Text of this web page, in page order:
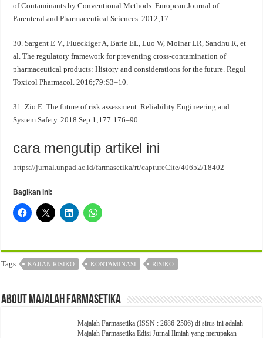
of Contaminants by Conventional Methods. European Journal of
Parenteral and Pharmaceutical Sciences. 2012;17.
30. Sargent E V., Flueckiger A, Barle EL, Luo W, Molnar LR, Sandhu R, et
al. The regulatory framework for preventing cross-contamination of
pharmaceutical products: History and considerations for the future. Regul
Toxicol Pharmacol. 2016;79:S3–10.
31. Zio E. The future of risk assessment. Reliability Engineering and
System Safety. 2018 Sep 1;177:176–90.
cara mengutip artikel ini
https://jurnal.unpad.ac.id/farmasetika/rt/captureCite/40652/18402
Bagikan ini:
Tags KAJIAN RISIKO KONTAMINASI RISIKO
About Majalah Farmasetika
Majalah Farmasetika (ISSN : 2686-2506) di situs ini adalah
Majalah Farmasetika Edisi Jurnal Ilmiah yang merupakan